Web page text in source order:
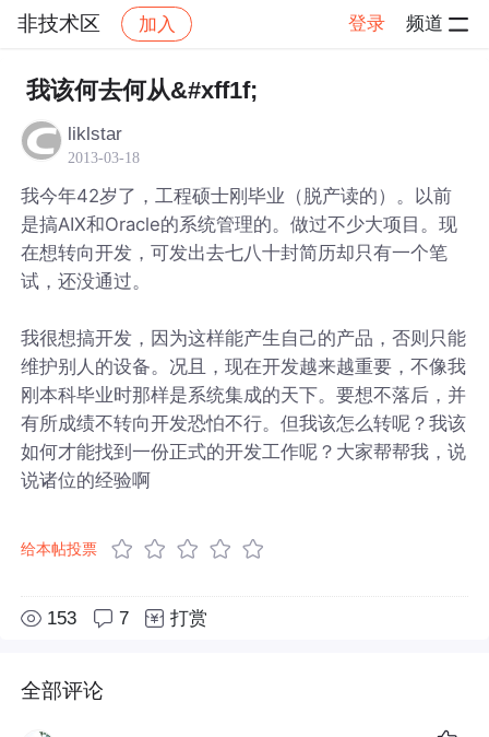
非技术区 加入 登录 频道
社区 非技术区 帖子详情
我该何去何从&#xff1f;
liklstar
2013-03-18
我今年42岁了，工程硕士刚毕业（脱产读的）。以前
是搞AIX和Oracle的系统管理的。做过不少大项目。现
在想转向开发，可发出去七八十封简历却只有一个笔
试，还没通过。
我很想搞开发，因为这样能产生自己的产品，否则只能
维护别人的设备。况且，现在开发越来越重要，不像我
刚本科毕业时那样是系统集成的天下。要想不落后，并
有所成绩不转向开发恐怕不行。但我该怎么转呢？我该
如何才能找到一份正式的开发工作呢？大家帮帮我，说
说诸位的经验啊
给本帖投票
153 7 打赏
全部评论